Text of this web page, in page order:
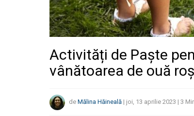
Activități de Paște
vânătoarea de ouă
de Mălina Hăineală | joi, 13 aprilie 2023 | 3